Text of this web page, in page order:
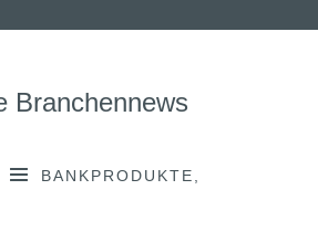
Branchennews
BANKPRODUKTE